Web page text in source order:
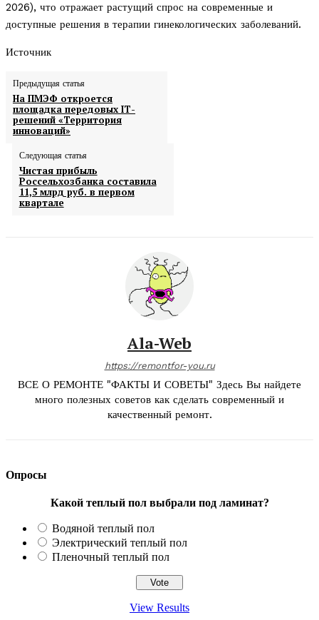
2026), что отражает растущий спрос на современные и
доступные решения в терапии гинекологических заболеваний.
Источник
Предыдущая статья
На ПМЭФ откроется
площадка передовых IТ-
решений «Территория
инноваций»
Следующая статья
Чистая прибыль
Россельхозбанка составила
11,5 млрд руб. в первом
квартале
Ala-Web
https://remontfor-you.ru
ВСЕ О РЕМОНТЕ "ФАКТЫ И СОВЕТЫ" Здесь Вы найдете
много полезных советов как сделать современный и
качественный ремонт.
Опросы
Какой теплый пол выбрали под ламинат?
Водяной теплый пол
Электрический теплый пол
Пленочный теплый пол
View Results